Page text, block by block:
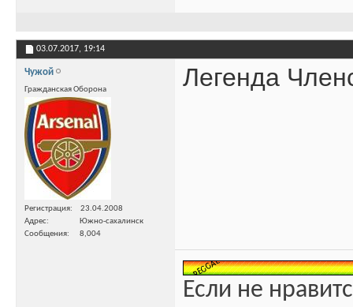
03.07.2017, 19:14
Чужой
Гражданская Оборона
Регистрация
23.04.2008
Адрес
Южно-сахалинск
Сообщения
8,004
Легенда
Если не